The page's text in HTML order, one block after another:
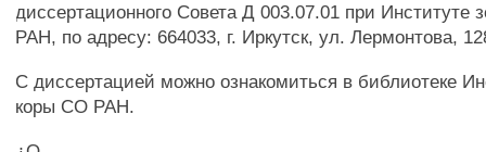
диссертационного Совета Д 003.07.01 при Институте
РАН, по адресу: 664033, г. Иркутск, ул. Лермонтова,
С диссертацией можно ознакомиться в библиотеке
коры СО РАН.